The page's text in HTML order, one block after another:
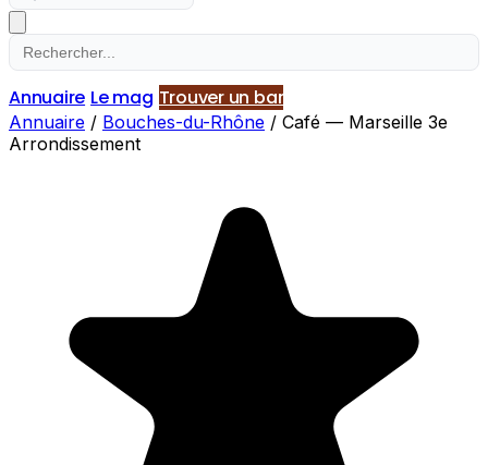
Annuaire Le mag Trouver un bar
Annuaire / Bouches-du-Rhône / Café — Marseille 3e
Arrondissement